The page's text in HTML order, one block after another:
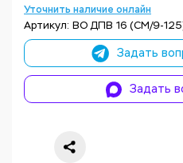
Уточнить наличие онлайн
Артикул: ВО ДПВ 16 (СМ/9-
Задать
Задать